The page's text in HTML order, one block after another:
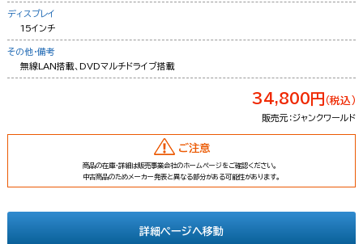
ディスプレイ
15インチ
その他・備考
無線LAN搭載、DVDマルチドライブ搭載
34,800円 （税込）
販売元：ジャンクワールド
ご注意
商品の在庫・詳細は販売事業会社のホームページをご確認ください。
中古商品のためメーカー発表と異なる部分がある可能性があります。
詳細ページへ移動